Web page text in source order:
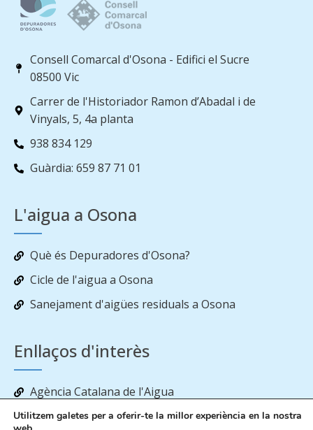
Consell Comarcal d'Osona - Edifici el Sucre
08500 Vic
Carrer de l'Historiador Ramon d’Abadal i de
Vinyals, 5, 4a planta
938 834 129
Guàrdia: 659 87 71 01
L'aigua a Osona
Què és Depuradores d'Osona?
Cicle de l'aigua a Osona
Sanejament d'aigües residuals a Osona
Enllaços d'interès
Agència Catalana de l'Aigua
Estat de les reserves d’aigua als embassaments
Utilitzem galetes per a oferir-te la millor experiència en la nostra